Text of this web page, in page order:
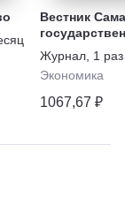
Вестник
Журнал 1
Экономика
1067,67 ₽